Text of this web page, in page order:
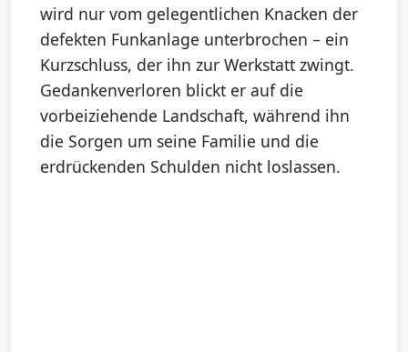
wird nur vom gelegentlichen Knacken der
defekten Funkanlage unterbrochen – ein
Kurzschluss, der ihn zur Werkstatt zwingt.
Gedankenverloren blickt er auf die
vorbeiziehende Landschaft, während ihn
die Sorgen um seine Familie und die
erdrückenden Schulden nicht loslassen.